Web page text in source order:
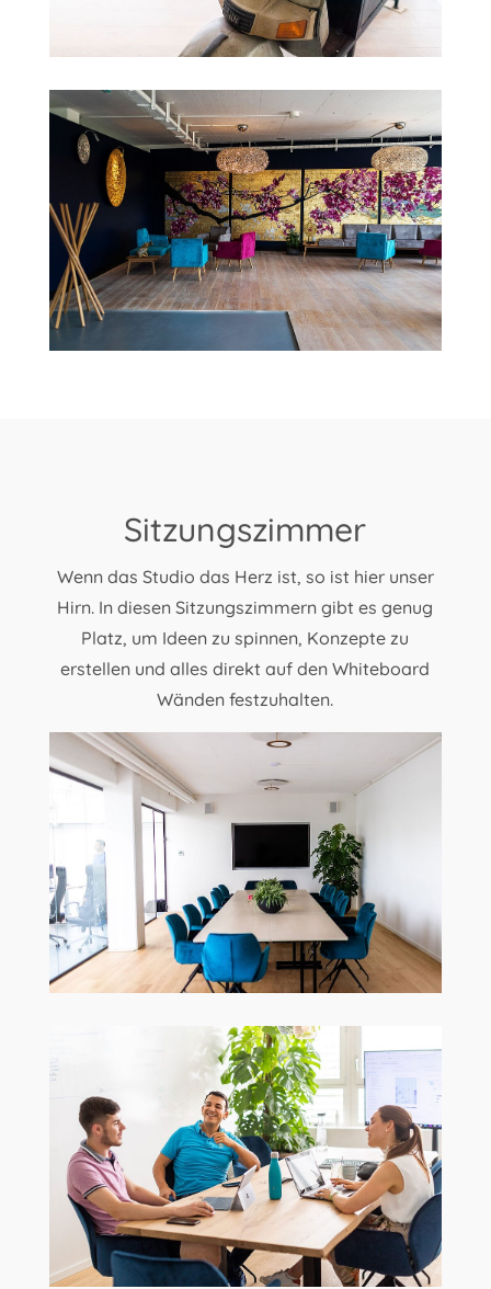
Sitzungszimmer
Wenn das Studio das Herz ist, so ist hier unser
Hirn. In diesen Sitzungszimmern gibt es genug
Platz, um Ideen zu spinnen, Konzepte zu
erstellen und alles direkt auf den Whiteboard
Wänden festzuhalten.